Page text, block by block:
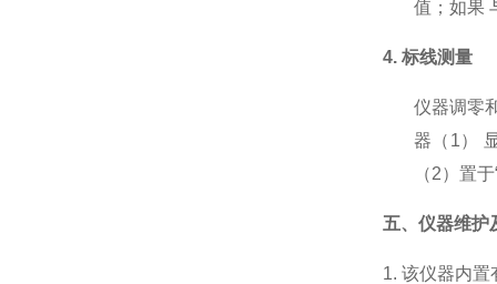
值；如果
4. 标线测量
仪器调零
器（1）
（2）置
五、仪器维护
1. 该仪器内置